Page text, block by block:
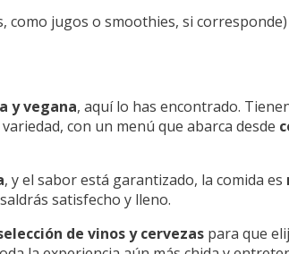
como jugos o smoothies, si corresponde)
y vegana, aquí lo has encontrado.
con un menú que abarca desde
, y el sabor está garantizado, la comida es
satisfecho y lleno.
de vinos y cervezas para que